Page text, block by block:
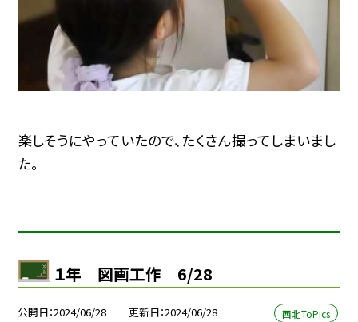
楽しそうにやっていたので、たくさん撮ってしまいまし
た。
１年 図画工作 6/28
公開日 2024/06/28 更新日 2024/06/28 西北ToPics